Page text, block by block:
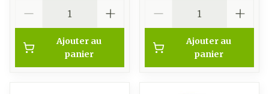
Ajouter au
panier
Ajouter au
panier